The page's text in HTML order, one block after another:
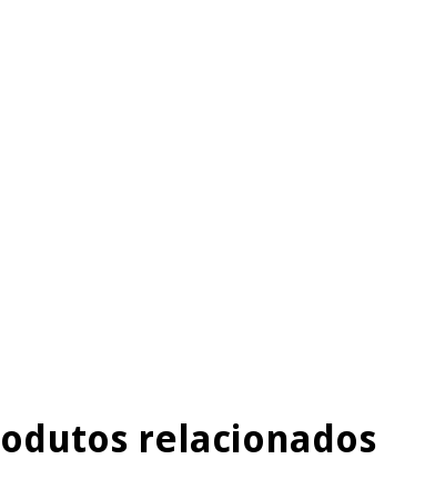
relacionados